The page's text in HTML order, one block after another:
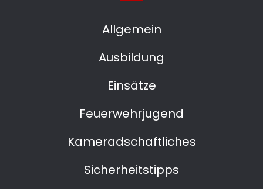
Allgemein
Ausbildung
Einsätze
Feuerwehrjugend
Kameradschaftliches
Sicherheitstipps